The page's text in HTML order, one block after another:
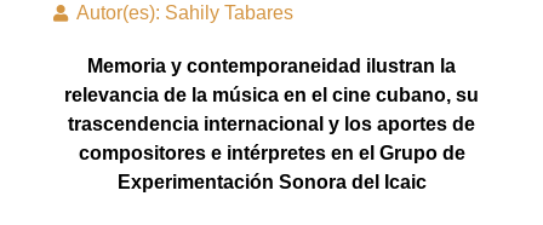
Autor(es): Sahily Tabares
Memoria y contemporaneidad ilustran la
relevancia de la música en el cine cubano, su
trascendencia internacional y los aportes de
compositores e intérpretes en el Grupo de
Experimentación Sonora del Icaic